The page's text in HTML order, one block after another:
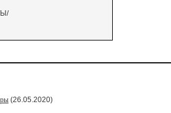
(26.05.2020)